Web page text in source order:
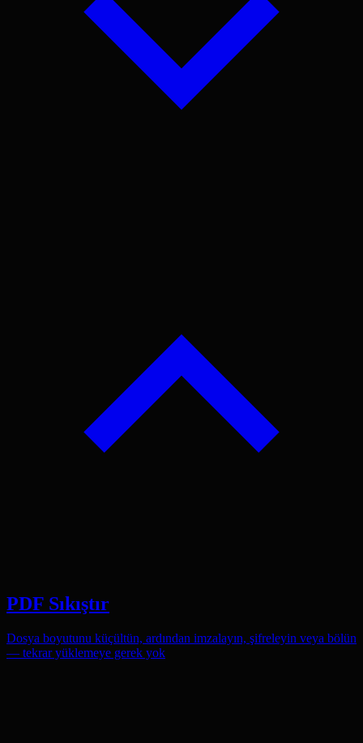
PDF Sıkıştır
Dosya boyutunu küçültün, ardından imzalayın, şifreleyin veya bölün
— tekrar yüklemeye gerek yok